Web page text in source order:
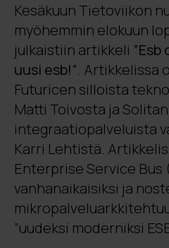
Kesäkuun Tietoviikon
myöhemmin elokuun
julkaistiin artikkeli
uusi esb!”. Artikkelissa
Futuricen silloista
Matti Toivosta ja
integraatiopalveluista
Karri Lehtistä.
Enterprise Service Bus
vanhanaikaisiksi ja
”uudeksi moderniksi